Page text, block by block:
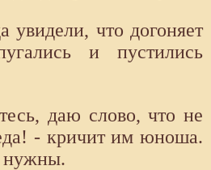
увидели, что догоняет
и пустились
даю слово, что не
- кричит им юноша.
нужны.